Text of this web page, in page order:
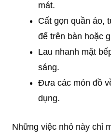
mát.
Cất gọn quần áo,
để trên bàn hoặc
Lau nhanh mặt
sáng.
Đưa các món đồ
dụng.
Những việc nhỏ này chỉ